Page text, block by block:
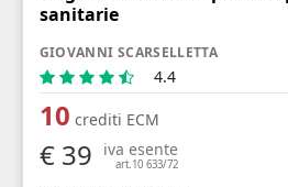
sanitarie
GIOVANNI SCARSELLETTA
4.4
10 crediti ECM
€ 39 iva esente
art.10 633/72